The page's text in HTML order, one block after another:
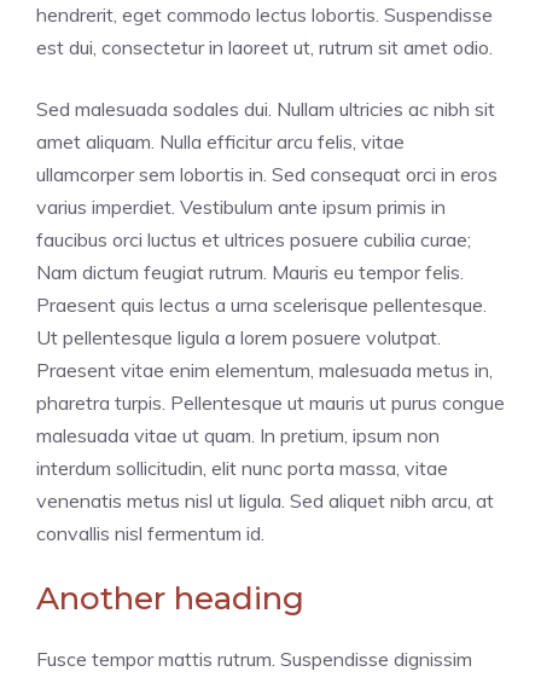
hendrerit, eget commodo lectus lobortis. Suspendisse
est dui, consectetur in laoreet ut, rutrum sit amet odio.
Sed malesuada sodales dui. Nullam ultricies ac nibh sit
amet aliquam. Nulla efficitur arcu felis, vitae
ullamcorper sem lobortis in. Sed consequat orci in eros
varius imperdiet. Vestibulum ante ipsum primis in
faucibus orci luctus et ultrices posuere cubilia curae;
Nam dictum feugiat rutrum. Mauris eu tempor felis.
Praesent quis lectus a urna scelerisque pellentesque.
Ut pellentesque ligula a lorem posuere volutpat.
Praesent vitae enim elementum, malesuada metus in,
pharetra turpis. Pellentesque ut mauris ut purus congue
malesuada vitae ut quam. In pretium, ipsum non
interdum sollicitudin, elit nunc porta massa, vitae
venenatis metus nisl ut ligula. Sed aliquet nibh arcu, at
convallis nisl fermentum id.
Another heading
Fusce tempor mattis rutrum. Suspendisse dignissim